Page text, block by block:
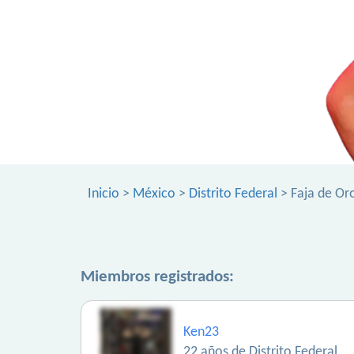
Inicio > México > Distrito Federal > Faja de
Miembros registrados:
Ken23